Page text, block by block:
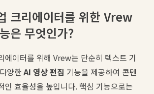
크리에이터를 위한 Vrew
은 무엇인가?
에이터를 위해 Vrew는 단순히 텍스트 기
양한AI 영상 편집 기능을 제공하여 콘텐
인 효율성을 높입니다. 핵심 기능으로는